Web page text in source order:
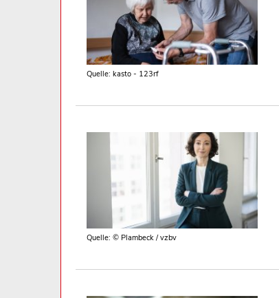
Quelle: kasto - 123rf
Quelle: © Plambeck / vzbv